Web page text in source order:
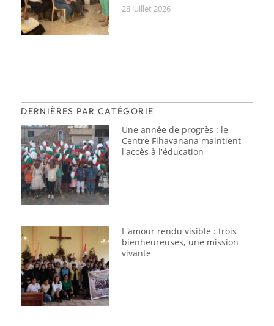
28 juillet 2026
DERNIÈRES PAR CATÉGORIE
Une année de progrès : le
Centre Fihavanana maintient
l'accès à l'éducation
L'amour rendu visible : trois
bienheureuses, une mission
vivante